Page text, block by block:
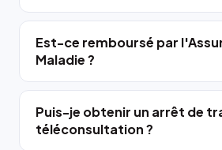
Est-ce remboursé par
Maladie ?
Puis-je obtenir un arrêt de
téléconsultation ?